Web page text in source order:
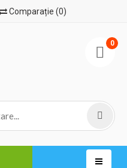
Comparație (0)
0